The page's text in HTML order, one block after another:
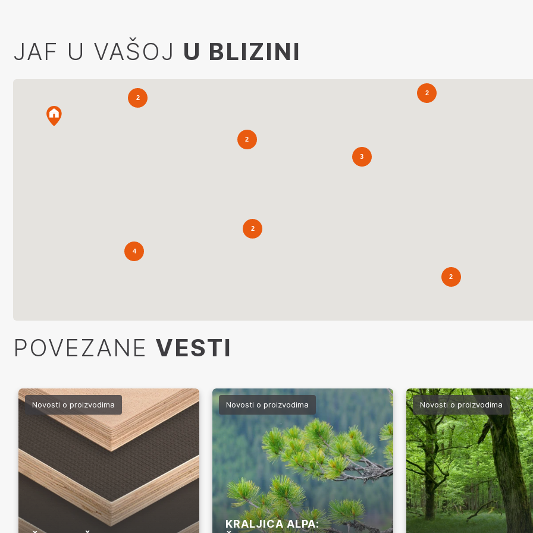
JAF U VAŠOJ U BLIZINI
2
2
4
2
3
2
2
POVEZANE VESTI
Novosti o proizvodima Novosti o proizvodima
KRALJICA ALPA:
Novosti o proizvodima